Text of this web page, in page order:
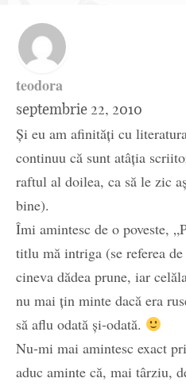
teodora
septembrie 22, 2010
Şi eu am afinităţi cu
continuu că sunt atâţia
raftul al doilea, ca să le zic
bine).
Îmi amintesc de o poveste,
titlu mă intriga (se referea
cineva dădea prune, iar
nu mai ţin minte dacă era
să aflu odată şi-odată.
Nu-mi mai amintesc exact
aduc aminte că, mai târziu,